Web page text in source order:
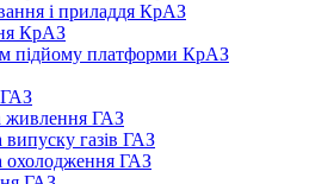
і приладдя КрАЗ
КрАЗ
підйому платформи КрАЗ
живлення ГАЗ
газів ГАЗ
охолодження ГАЗ